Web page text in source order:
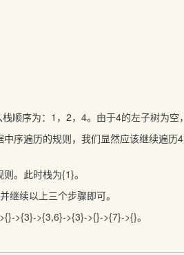
为：1，2，4。由于4的左子树为空，
历的规则，我们显然应该继续遍历4
此时栈为{1}。
续以上三个步骤即可。
>{3,6}->{3}->{}->{7}->{}。